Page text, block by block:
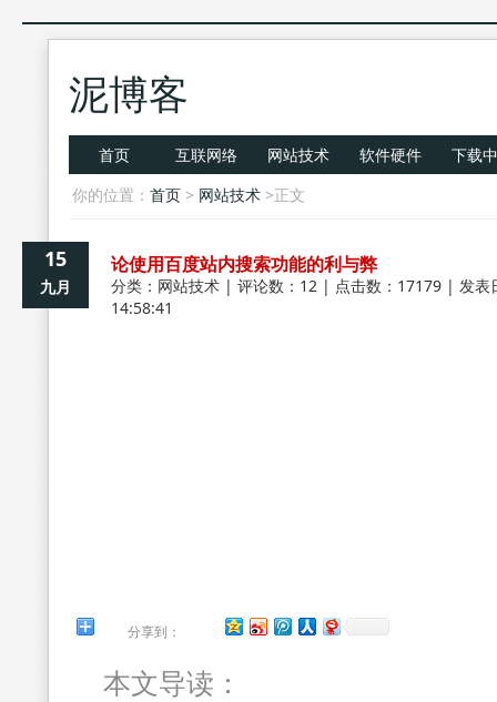
泥博客
首页 互联网络 网站技术 软件硬件
下载
你的位置： 首页 > 网站技术 >正文
15
九月
论使用百度站内搜索功能的利与弊
分类： 网站技术 | 评论数：12 | 点击数：17179 | 发表
14:58:41
分享到：
本文导读：